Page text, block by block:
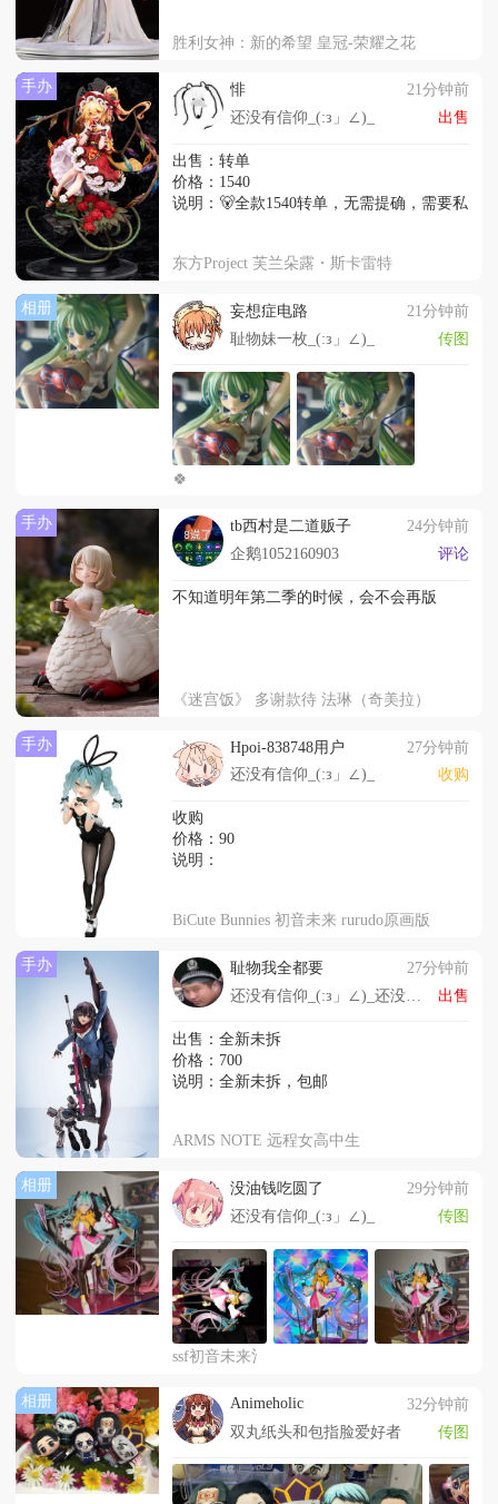
胜利女神：新的希望 皇冠-荣耀之花
手办 悱
21分钟前
还没有信仰_(:з」∠)_
出售
出售：转单
价格：1540
说明：🐻全款1540转单，无需提确，需要私
东方Project 芙兰朵露・斯卡雷特
相册 妄想症电路
21分钟前
耻物妹一枚_(:з」∠)_
传图
🍀
手办 tb西村是二道贩子
24分钟前
企鹅1052160903
评论
不知道明年第二季的时候，会不会再版
《迷宫饭》 多谢款待 法琳（奇美拉）
手办 Hpoi-838748用户
27分钟前
还没有信仰_(:з」∠)_
收购
收购
价格：90
说明：
BiCute Bunnies 初音未来 rurudo原画版
手办 耻物我全都要
27分钟前
还没有信仰_(:з」∠)_还没有信仰_(:з」∠
出售
出售：全新未拆
价格：700
说明：全新未拆，包邮
ARMS NOTE 远程女高中生
相册 没油钱吃圆了
29分钟前
还没有信仰_(:з」∠)_
传图
ssf初音未来氵
相册 Animeholic
32分钟前
双丸纸头和包指脸爱好者
传图